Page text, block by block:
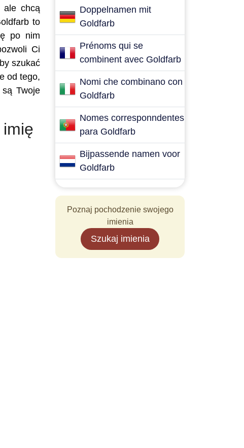
ale chcą
to
po nim
Ci
szukać
od tego,
Twoje
Doppelnamen mit
Goldfarb
Prénoms qui se
combinent avec Goldfarb
Nomi che combinano con
Goldfarb
Nomes corresponndentes
para Goldfarb
Bijpassende namen voor
Goldfarb
Poznaj pochodzenie swojego
imienia
Szukaj imienia